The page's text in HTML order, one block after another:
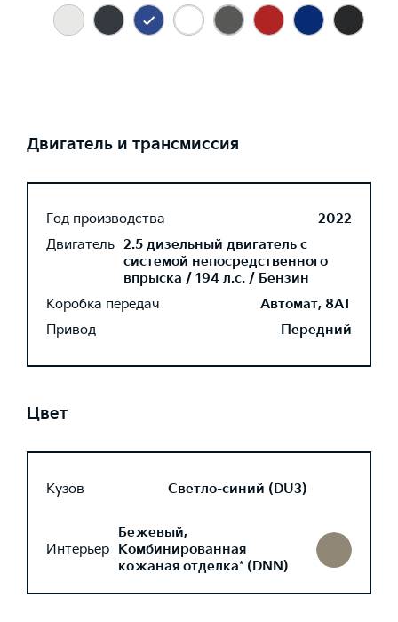
Двигатель и трансмиссия
Год производства
2022
Двигатель 2.5 дизельный двигатель с
системой непосредственного
впрыска / 194 л.с. / Бензин
Коробка передач
Автомат, 8AT
Привод
Передний
Цвет
Кузов Светло-синий (DU3)
Интерьер
Бежевый,
Комбинированная
кожаная отделка* (DNN)